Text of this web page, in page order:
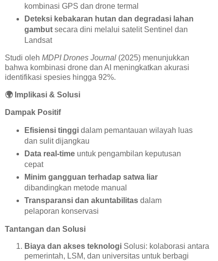
kombinasi GPS dan drone termal
Deteksi kebakaran hutan dan degradasi lahan
gambutsecara dini melalui satelit Sentinel dan
Landsat
Studi oleh MDPI Drones Journal (2025) menunjukkan
bahwa kombinasi drone dan AI meningkatkan akurasi
identifikasi spesies hingga 92%.
🌍Implikasi & Solusi
Dampak Positif
Efisiensi tinggidalam pemantauan wilayah luas
dan sulit dijangkau
Data real-timeuntuk pengambilan keputusan
cepat
Minim gangguan terhadap satwa liar
dibandingkan metode manual
Transparansi dan akuntabilitasdalam
pelaporan konservasi
Tantangan dan Solusi
Biaya dan akses teknologi Solusi: kolaborasi antara
pemerintah, LSM, dan universitas untuk berbagi